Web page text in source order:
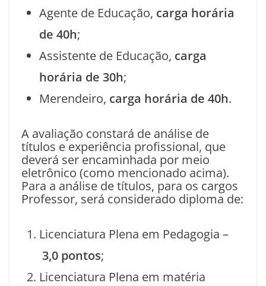
Agente de Educação, carga horária
de 40h;
Assistente de Educação, carga
horária de 30h;
Merendeiro, carga horária de 40h.
A avaliação constará de análise de
títulos e experiência profissional, que
deverá ser encaminhada por meio
eletrônico (como mencionado acima).
Para a análise de títulos, para os cargos
Professor, será considerado diploma de:
Licenciatura Plena em Pedagogia –
3,0 pontos;
Licenciatura Plena em matéria